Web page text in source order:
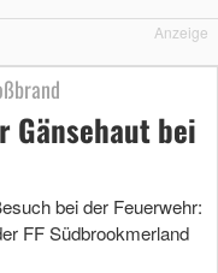
Anzeige
bei
bei der Feuerwehr:
FF Südbrookmerland